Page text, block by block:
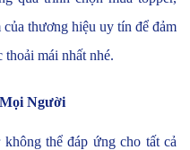
thương hiệu uy tín để đảm
mái nhất nhé.
Người
thể đáp ứng cho tất cả